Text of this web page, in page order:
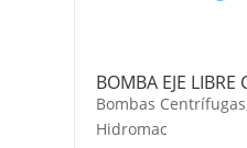
BOMBA EJE LIBRE
Bombas Centrífugas
Hidromac